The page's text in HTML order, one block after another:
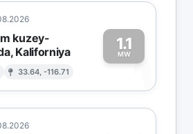
kuzey-
Kaliforniya
33.64, -116.71
1.1
MW1